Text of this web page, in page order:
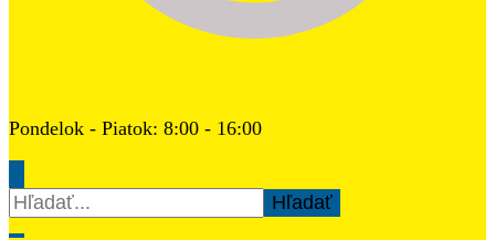
Pondelok - Piatok: 8:00 - 16:00
Hľadať: